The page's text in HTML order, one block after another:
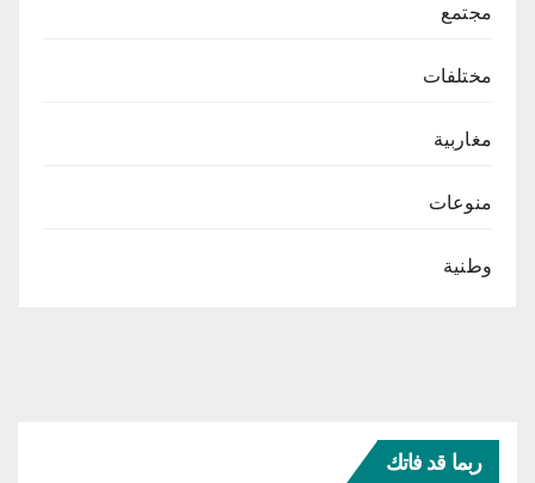
مجتمع
مختلفات
مغاربية
منوعات
وطنية
ربما قد فاتك